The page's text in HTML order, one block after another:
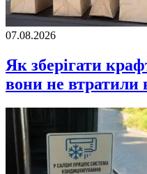
07.08.2026
Як зберігати
вони не втратили